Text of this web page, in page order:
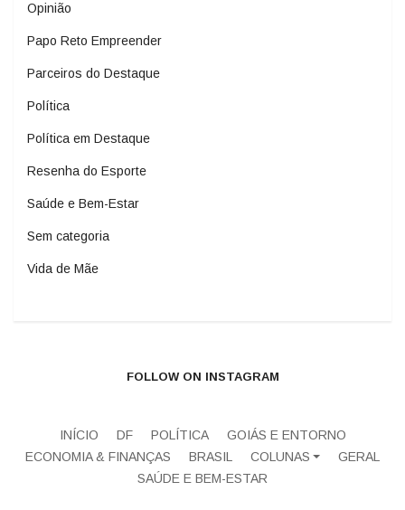
Opinião
Papo Reto Empreender
Parceiros do Destaque
Política
Política em Destaque
Resenha do Esporte
Saúde e Bem-Estar
Sem categoria
Vida de Mãe
FOLLOW ON INSTAGRAM
INÍCIO DF POLÍTICA
GOIÁS E ENTORNO
ECONOMIA & FINANÇAS
BRASIL COLUNAS
GERAL
SAÚDE E BEM-ESTAR